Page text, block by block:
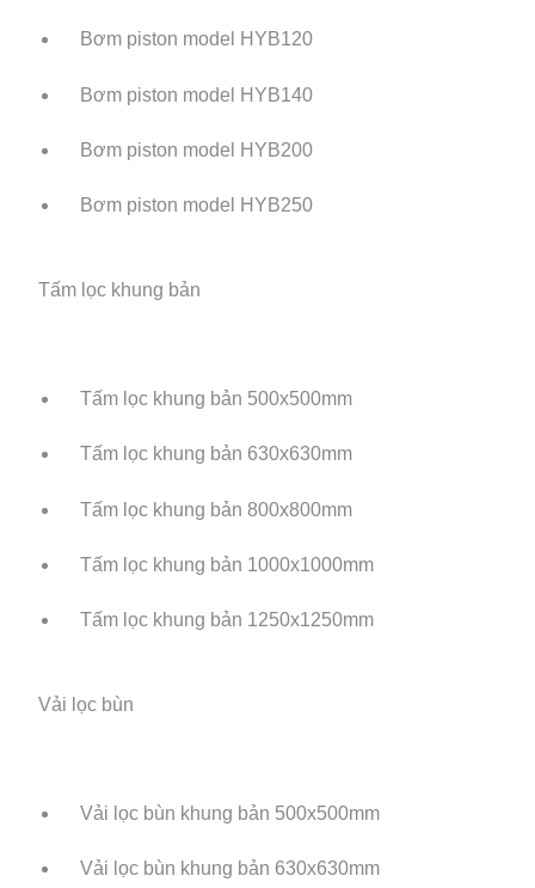
Bơm piston model HYB120
Bơm piston model HYB140
Bơm piston model HYB200
Bơm piston model HYB250
Tấm lọc khung bản
Tấm lọc khung bản 500x500mm
Tấm lọc khung bản 630x630mm
Tấm lọc khung bản 800x800mm
Tấm lọc khung bản 1000x1000mm
Tấm lọc khung bản 1250x1250mm
Vải lọc bùn
Vải lọc bùn khung bản 500x500mm
Vải lọc bùn khung bản 630x630mm